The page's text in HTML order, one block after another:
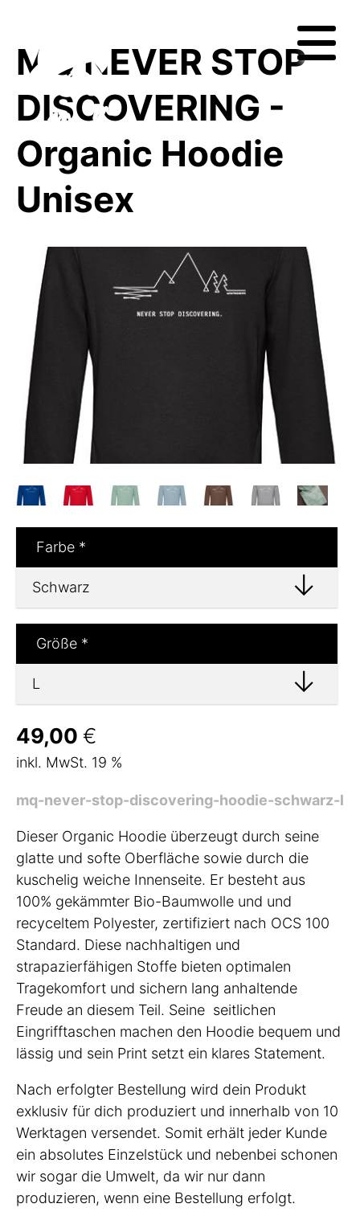
MQ NEVER STOP
DISCOVERING -
Organic Hoodie
Unisex
Farbe *
Größe *
49,00 €
inkl. MwSt. 19 %
mq-never-stop-discovering-hoodie-schwarz-l
Dieser Organic Hoodie überzeugt durch seine
glatte und softe Oberfläche sowie durch die
kuschelig weiche Innenseite. Er besteht aus
100% gekämmter Bio-Baumwolle und und
recyceltem Polyester, zertifiziert nach OCS 100
Standard. Diese nachhaltigen und
strapazierfähigen Stoffe bieten optimalen
Tragekomfort und sichern lang anhaltende
Freude an diesem Teil. Seine seitlichen
Eingrifftaschen machen den Hoodie bequem und
lässig und sein Print setzt ein klares Statement.
Nach erfolgter Bestellung wird dein Produkt
exklusiv für dich produziert und innerhalb von 10
Werktagen versendet. Somit erhält jeder Kunde
ein absolutes Einzelstück und nebenbei schonen
wir sogar die Umwelt, da wir nur dann
produzieren, wenn eine Bestellung erfolgt.